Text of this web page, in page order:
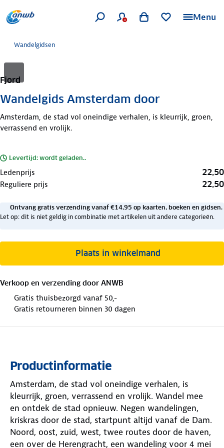
Menu
Wandelgidsen
Fjord
Wandelgids Amsterdam door
Amsterdam, de stad vol oneindige verhalen, is kleurrijk, groen,
verrassend en vrolijk.
Levertijd: wordt geladen..
Ledenprijs 22,50
Reguliere prijs 22,50
Ontvang gratis verzending vanaf €14,95 op kaarten, boeken en gidsen.
Let op: dit is niet geldig in combinatie met artikelen uit andere categorieën.
Plaats in winkelmand
Verkoop en verzending door ANWB
Gratis thuisbezorgd vanaf 50,-
Gratis retourneren binnen 30 dagen
Productinformatie
Amsterdam, de stad vol oneindige verhalen, is
kleurrijk, groen, verrassend en vrolijk. Wandel mee
en ontdek de stad opnieuw. Negen wandelingen,
kriskras door de stad, startpunt altijd vanaf de Dam.
Noord, oost, zuid, west, twee routes door de haven,
een over de Herengracht, een wandeling voor 4 mei